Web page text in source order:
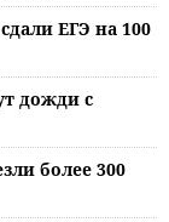
ЕГЭ на 100
дожди с
более 300